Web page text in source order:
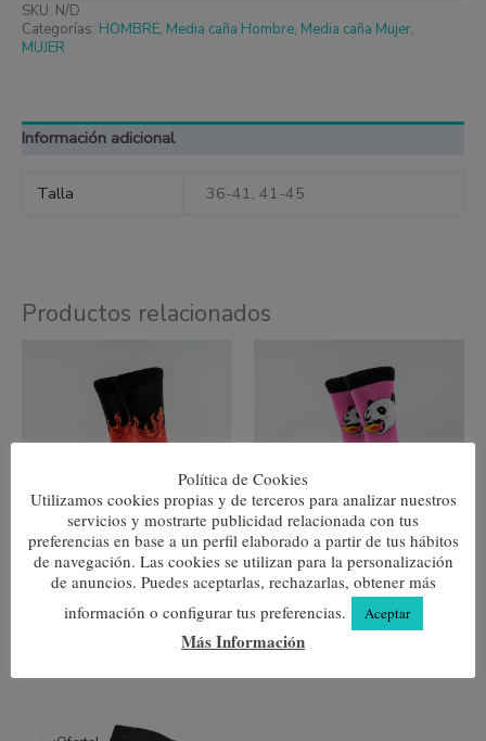
SKU: N/D
Categorías: HOMBRE, Media caña Hombre, Media caña Mujer,
MUJER
Información adicional
Talla 36-41, 41-45
Productos relacionados
Llamas
Seleccionar opciones
Las
se
pueden
elegir
en
la
página
de
producto
El dios de los tres
Seleccionar opciones
Las
pueden
elegir
en
la
página
de
precio
Política de Cookies
Utilizamos cookies propias y de terceros para analizar nuestros
servicios y mostrarte publicidad relacionada con tus
preferencias en base a un perfil elaborado a partir de tus hábitos
de navegación. Las cookies se utilizan para la personalización
de anuncios. Puedes aceptarlas, rechazarlas, obtener más
información o configurar tus preferencias.
Aceptar
Más Información